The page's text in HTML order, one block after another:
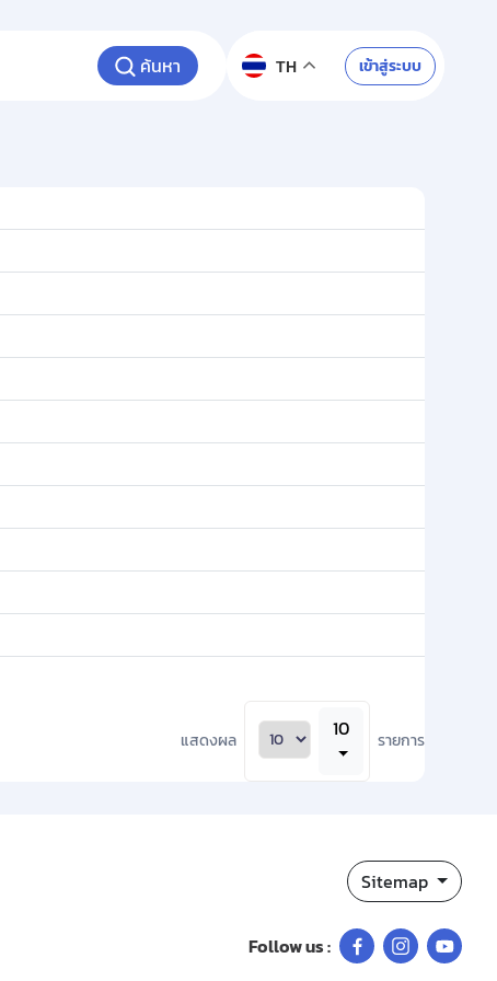
ค้นหา TH เข้าสู่ระบบ
แสดงผล 10 รายการ
Sitemap
Follow us :